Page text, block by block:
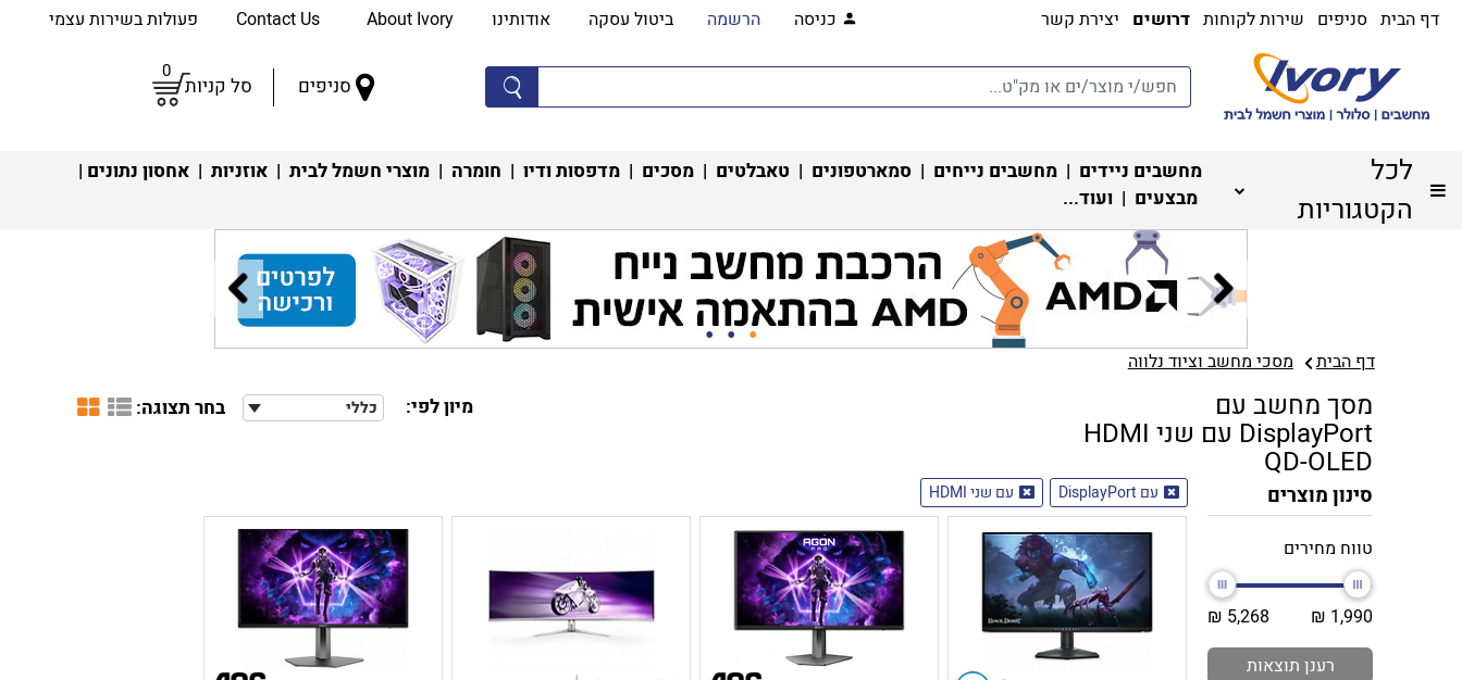
דף הבית סניפים שירות לקוחות דרושים יצירת קשר כניסה הרשמה ביטול עסקה אודותינו About Ivory פעולות בשירות עצמי
סניפים סל קניות
0
לכל
הקטגוריות
מחשבים ניידים | מחשבים נייחים | סמארטפונים | טאבלטים | מסכים | מדפסות ודיו | חומרה | מוצרי חשמל לבית | אוזניות | אחסון נתונים |
מבצעים | ועוד...
דף הבית מסכי מחשב וציוד נלווה
מסך מחשב עם
DisplayPort עם שני HDMI
QD-OLED
מיון לפי: כללי בחר תצוגה:
סינון מוצרים
טווח מחירים
1,990 ₪
5,268 ₪
רענן תוצאות
עם DisplayPort עם שני HDMI